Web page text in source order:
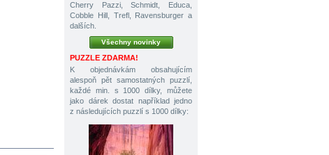
Cherry Pazzi, Schmidt, Educa,
Cobble Hill, Trefl, Ravensburger a
dalších.
Všechny novinky
PUZZLE ZDARMA!
K objednávkám obsahujícím
alespoň pět samostatných puzzlí,
každé min. s 1000 dílky, můžete
jako dárek dostat například jedno
z následujících puzzlí s 1000 dílky: